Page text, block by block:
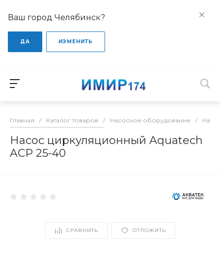
Ваш город Челябинск?
ДА ИЗМЕНИТЬ
Главная / Каталог товаров / Насосное оборудование /
Насос циркуляционный Aquatech
ACP 25-40
СРАВНИТЬ ОТЛОЖИТЬ